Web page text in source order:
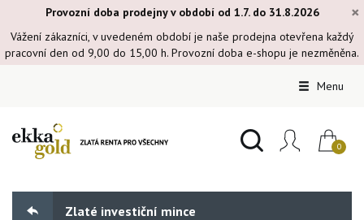
×
Provozní doba prodejny v období od 1.7. do 31.8.2026
Vážení zákazníci, v uvedeném období je naše prodejna otevřena každý
pracovní den od 9,00 do 15,00 h. Provozní doba e-shopu je nezměněna.
Menu
Zlaté investiční mince